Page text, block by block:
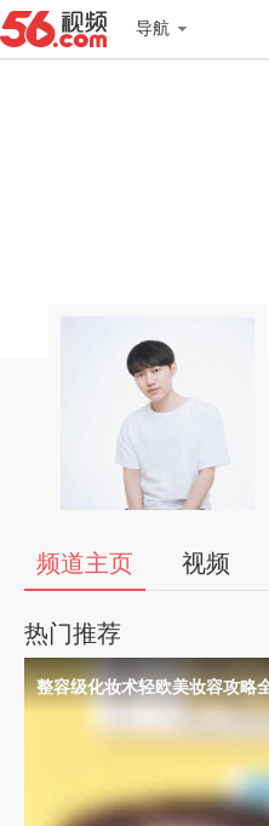
导航
频道主页 视频
热门推荐
整容级化妆术轻欧美妆容攻略